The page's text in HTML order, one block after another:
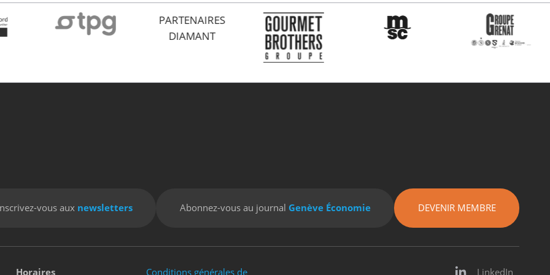
PARTENAIRES
DIAMANT
vous aux newsletters Abonnez-vous au journal Genève Économie DEVENIR MEMBRE